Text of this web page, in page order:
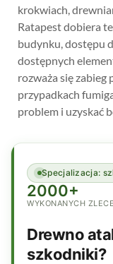
krokwiach,
Ratapest dobiera
budynku, dostępu
dostępnych
rozważa się
przypadkach
problem i uzyskać
Specjalizacja:
2000+
WYKONANYCH
Drewno
szkodniki?